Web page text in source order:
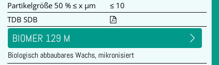
Partikelgröße 50 % ≤ x µm
≤ 10
TDB SDB
BIOMER 129 M
Biologisch abbaubares Wachs, mikronisiert